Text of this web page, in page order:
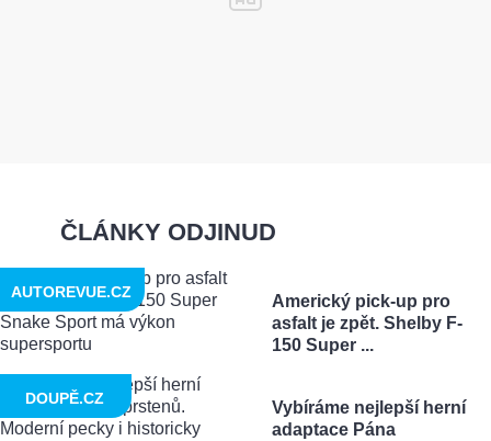
ČLÁNKY ODJINUD
Americký pick-up pro
asfalt je zpět. Shelby F-
150 Super ...
AUTOREVUE.CZ
Vybíráme nejlepší herní
adaptace Pána
DOUPĚ.CZ